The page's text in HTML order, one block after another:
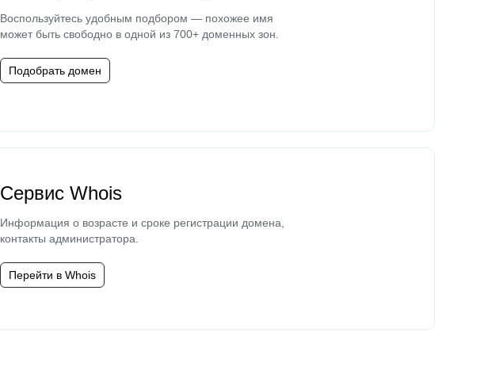
Воспользуйтесь удобным подбором — похожее имя
может быть свободно в одной из 700+ доменных зон.
Подобрать домен
Сервис Whois
Информация о возрасте и сроке регистрации домена,
контакты администратора.
Перейти в Whois